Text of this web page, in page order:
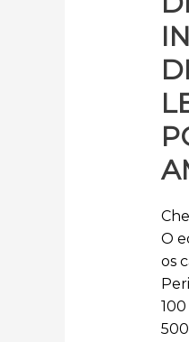
O
os